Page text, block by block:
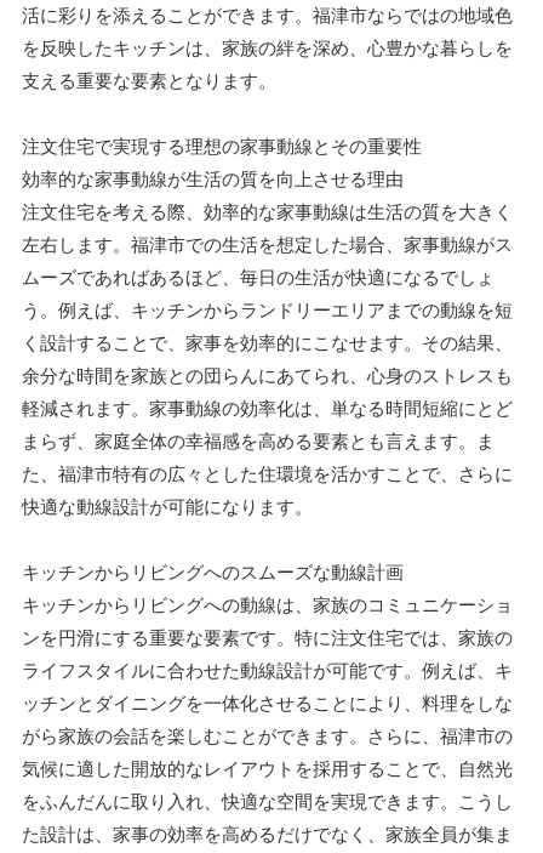
活に彩りを添えることができます。福津市ならではの地域色
を反映したキッチンは、家族の絆を深め、心豊かな暮らしを
支える重要な要素となります。
注文住宅で実現する理想の家事動線とその重要性
効率的な家事動線が生活の質を向上させる理由
注文住宅を考える際、効率的な家事動線は生活の質を大きく
左右します。福津市での生活を想定した場合、家事動線がス
ムーズであればあるほど、毎日の生活が快適になるでしょ
う。例えば、キッチンからランドリーエリアまでの動線を短
く設計することで、家事を効率的にこなせます。その結果、
余分な時間を家族との団らんにあてられ、心身のストレスも
軽減されます。家事動線の効率化は、単なる時間短縮にとど
まらず、家庭全体の幸福感を高める要素とも言えます。ま
た、福津市特有の広々とした住環境を活かすことで、さらに
快適な動線設計が可能になります。
キッチンからリビングへのスムーズな動線計画
キッチンからリビングへの動線は、家族のコミュニケーショ
ンを円滑にする重要な要素です。特に注文住宅では、家族の
ライフスタイルに合わせた動線設計が可能です。例えば、キ
ッチンとダイニングを一体化させることにより、料理をしな
がら家族の会話を楽しむことができます。さらに、福津市の
気候に適した開放的なレイアウトを採用することで、自然光
をふんだんに取り入れ、快適な空間を実現できます。こうし
た設計は、家事の効率を高めるだけでなく、家族全員が集ま